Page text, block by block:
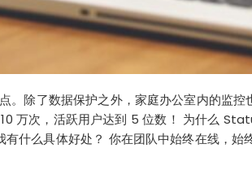
除了数据保护之外，家庭办公室内的监控
次，活跃用户达到 5 位数！ 为什么
什么具体好处？ 你在团队中始终在线，